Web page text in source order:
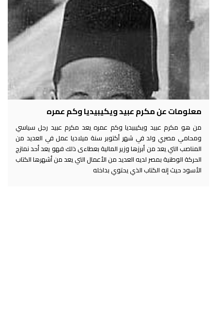
معلومات عن مكرم عبيد ويكيبيديا وكم عمره
من هو مكرم عبيد ويكيبيديا وكم عمره يعد مكرم عبيد رجل سياسي
ومحامي مصري ولد في شهر أكتوبر سنة ميلاديا عمل في العديد من
المناصب التي يعد من أبرزها وزير المالية بعطاءى ذلك فهو يعد أحد نمازج
الحركة الوطنية بمصر لديه العديد من الأعمال التي يعد من أشهرها الكتاب
الأسود حيث إنه الكتاب الذي يحتوي بداخله